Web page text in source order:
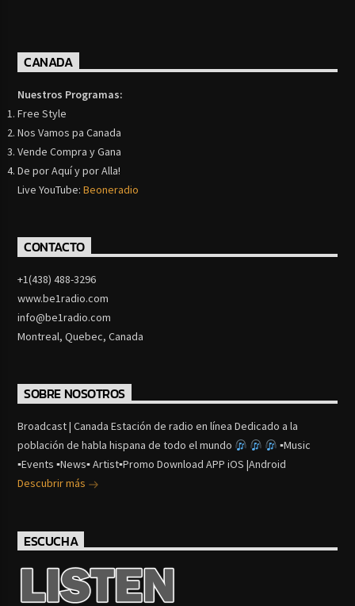
CANADA
Nuestros Programas:
Free Style
Nos Vamos pa Canada
Vende Compra y Gana
De por Aquí y por Alla!
Live YouTube:Beoneradio
CONTACTO
+1(438) 488-3296
www.be1radio.com
info@be1radio.com
Montreal, Quebec, Canada
SOBRE NOSOTROS
Broadcast | Canada Estación de radio en línea Dedicado a la
población de habla hispana de todo el mundo
▪Music
▪Events ▪News▪ Artist▪Promo Download APP iOS |Android
Descubrir más
ESCUCHA